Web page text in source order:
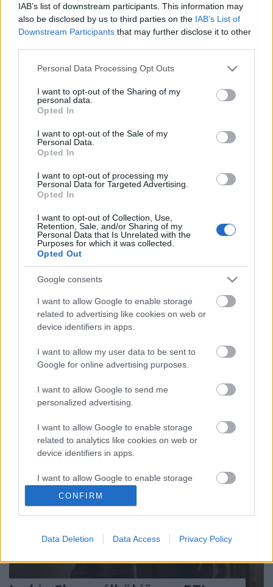
IAB’s list of downstream participants. This information may
also be disclosed by us to third parties on the IAB’s List of
Downstream Participants that may further disclose it to other
Please note that this website/app uses one or more Google
not limited to your visit or usage behaviour. You may click to
grant or deny consent to Google and its third-party tags to
use your data for below specified purposes in below Google
consent section.
Personal Data Processing Opt Outs
I want to opt-out of the Sharing of my
personal data.
Opted In
I want to opt-out of the Sale of my
Personal Data.
Opted In
I want to opt-out of processing my
Personal Data for Targeted Advertising.
Opted In
I want to opt-out of Collection, Use,
Retention, Sale, and/or Sharing of my
Personal Data that Is Unrelated with the
Purposes for which it was collected.
Opted Out
Google consents
I want to allow Google to enable storage
related to advertising like cookies on web or
device identifiers in apps.
I want to allow my user data to be sent to
Google for online advertising purposes.
I want to allow Google to send me
personalized advertising.
I want to allow Google to enable storage
related to analytics like cookies on web or
device identifiers in apps.
I want to allow Google to enable storage
related to functionality of the website or app.
I want to allow Google to enable storage
related to security, including authentication
functionality and fraud prevention, and other
CONFIRM
Data Deletion Data Access Privacy Policy
izgalmas és…
Ők lesznek a Csúcsformában című
sorozat magyar hangjai
Jasinka Ádám•2016. augusztus 08.
Az RTL Klub fogja bemutatni augusztus 19-én
dupla résszel a Jackie Chan és Chris Tucker
főszereplésével készült Csúcsformában-filmek
alapján forgatott azonos című tévésorozatot, amely
idén tavasszal debütált az amerikai CBS-en és mivel
nem nézték az elvárásoknak megfelelően, a tévéadó
nyolc epizód…